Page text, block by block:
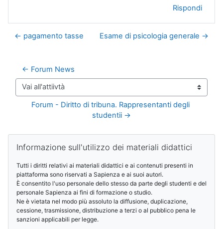
Rispondi
← pagamento tasse Esame di psicologia generale →
← Forum News
Vai all'attiivtà
Forum - Diritto di tribuna. Rappresentanti degli
studentii →
Blocchi
Informazione sull'utilizzo dei materiali didattici
Tutti i diritti relativi ai materiali didattici e ai contenuti presenti in
piattaforma sono riservati a Sapienza e ai suoi autori.
È consentito l'uso personale dello stesso da parte degli studenti e del
personale Sapienza ai fini di formazione o studio.
Ne è vietata nel modo più assoluto la diffusione, duplicazione,
cessione, trasmissione, distribuzione a terzi o al pubblico pena le
sanzioni applicabili per legge.